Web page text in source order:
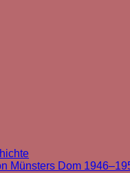
Münsters Dom